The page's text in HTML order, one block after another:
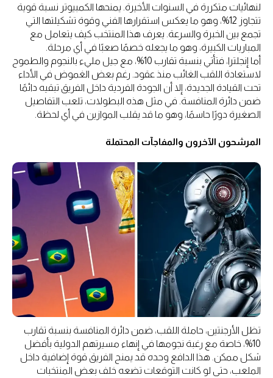
لنهائيات متكررة في السنوات الأخيرة. يمنحها الكمبيوتر نسبة قوية
تتجاوز 12%، وهو ما يعكس استقرارها الفني وقوة تشكيلتها التي
تجمع بين الخبرة والسرعة. يعرف هذا المنتخب كيف يتعامل مع
المباريات الكبيرة، وهو ما يجعله خصمًا صعبًا في أي مرحلة.
أما إنجلترا، فتأتي بنسبة تقارب 10%، مع جيل مليء بالنجوم والطموح
لاستعادة اللقب الغائب منذ عقود. رغم بعض الغموض في الأداء
تحت القيادة الجديدة، إلا أن الجودة الفردية داخل الفريق تبقيه دائمًا
ضمن دائرة المنافسة. في مثل هذه البطولات، تلعب التفاصيل
الصغيرة دورًا حاسمًا، وهو ما قد يقلب الموازين في أي لحظة.
المرشحون الآخرون والمفاجآت المحتملة
تظل الأرجنتين، حاملة اللقب، ضمن دائرة المنافسة بنسبة تقارب
10%، خاصة مع رغبة نجومها في إنهاء مسيرتهم الدولية بأفضل
شكل ممكن. هذا الدافع وحده قد يمنح الفريق قوة إضافية داخل
الملعب، حتى لو كانت التوقعات تضعه خلف بعض المنتخبات